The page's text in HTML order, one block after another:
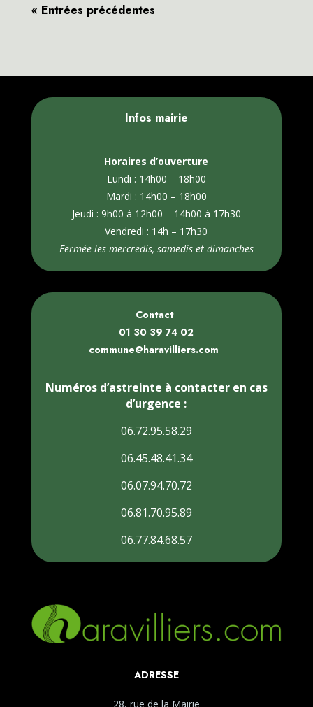
« Entrées précédentes
Infos mairie
Horaires d’ouverture
Lundi : 14h00 – 18h00
Mardi : 14h00 – 18h00
Jeudi : 9h00 à 12h00 – 14h00 à 17h30
Vendredi : 14h – 17h30
Fermée les mercredis, samedis et dimanches
Contact
01 30 39 74 02
commune@haravilliers.com
Numéros d’astreinte à contacter en cas
d’urgence :
06.72.95.58.29
06.45.48.41.34
06.07.94.70.72
06.81.70.95.89
06.77.84.68.57
ADRESSE
28, rue de la Mairie